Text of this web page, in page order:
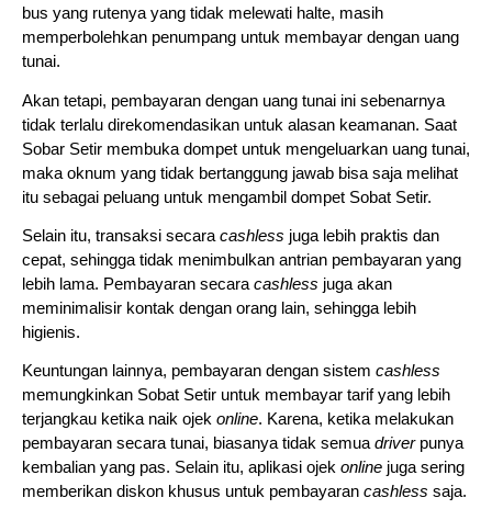
bus yang rutenya yang tidak melewati halte, masih
memperbolehkan penumpang untuk membayar dengan uang
tunai.
Akan tetapi, pembayaran dengan uang tunai ini sebenarnya
tidak terlalu direkomendasikan untuk alasan keamanan. Saat
Sobar Setir membuka dompet untuk mengeluarkan uang tunai,
maka oknum yang tidak bertanggung jawab bisa saja melihat
itu sebagai peluang untuk mengambil dompet Sobat Setir.
Selain itu, transaksi secara cashless juga lebih praktis dan
cepat, sehingga tidak menimbulkan antrian pembayaran yang
lebih lama. Pembayaran secara cashless juga akan
meminimalisir kontak dengan orang lain, sehingga lebih
higienis.
Keuntungan lainnya, pembayaran dengan sistem
memungkinkan Sobat Setir untuk membayar tarif yang lebih
terjangkau ketika naik ojek online. Karena, ketika melakukan
pembayaran secara tunai, biasanya tidak semua driver punya
kembalian yang pas. Selain itu, aplikasi ojek online juga sering
memberikan diskon khusus untuk pembayaran cashless saja.